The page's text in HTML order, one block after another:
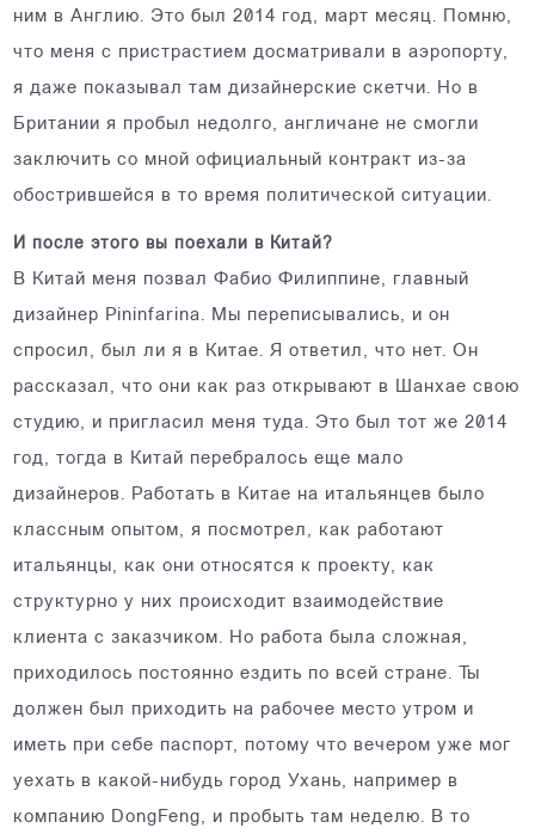
ним в Англию. Это был 2014 год, март месяц. Помню,
что меня с пристрастием досматривали в аэропорту,
я даже показывал там дизайнерские скетчи. Но в
Британии я пробыл недолго, англичане не смогли
заключить со мной официальный контракт из-за
обострившейся в то время политической ситуации.
И после этого вы поехали в Китай?
В Китай меня позвал Фабио Филиппине, главный
дизайнер Pininfarina. Мы переписывались, и он
спросил, был ли я в Китае. Я ответил, что нет. Он
рассказал, что они как раз открывают в Шанхае свою
студию, и пригласил меня туда. Это был тот же 2014
год, тогда в Китай перебралось еще мало
дизайнеров. Работать в Китае на итальянцев было
классным опытом, я посмотрел, как работают
итальянцы, как они относятся к проекту, как
структурно у них происходит взаимодействие
клиента с заказчиком. Но работа была сложная,
приходилось постоянно ездить по всей стране. Ты
должен был приходить на рабочее место утром и
иметь при себе паспорт, потому что вечером уже мог
уехать в какой-нибудь город Ухань, например в
компанию DongFeng, и пробыть там неделю. В то